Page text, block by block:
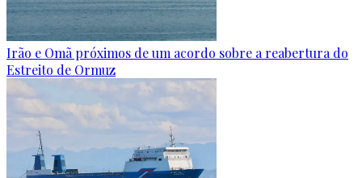
Irão e Omã próximos de um acordo sobre a reabertura do
Estreito de Ormuz